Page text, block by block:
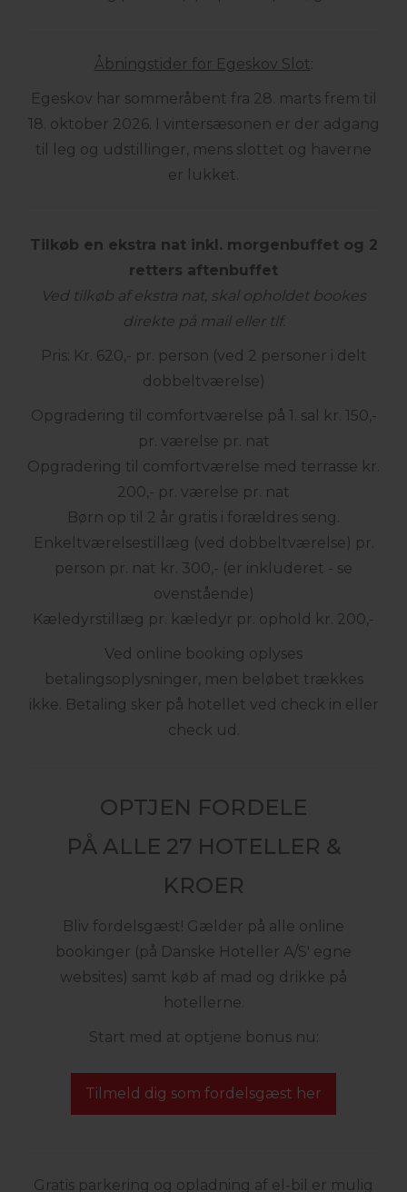
Åbningstider for Egeskov Slot:
Egeskov har sommeråbent fra 28. marts frem til
18. oktober 2026. I vintersæsonen er der adgang
til leg og udstillinger, mens slottet og haverne
er lukket.
Tilkøb en ekstra nat inkl. morgenbuffet og 2
retters aftenbuffet
Ved tilkøb af ekstra nat, skal opholdet bookes
direkte på mail eller tlf.
Pris: Kr. 620,- pr. person (ved 2 personer i delt
dobbeltværelse)
Opgradering til comfortværelse på 1. sal kr. 150,-
pr. værelse pr. nat
Opgradering til comfortværelse med terrasse kr.
200,- pr. værelse pr. nat
Børn op til 2 år gratis i forældres seng.
Enkeltværelsestillæg (ved dobbeltværelse) pr.
person pr. nat kr. 300,- (er inkluderet - se
ovenstående)
Kæledyrstillæg pr. kæledyr pr. ophold kr. 200,-
Ved online booking oplyses
betalingsoplysninger, men beløbet trækkes
ikke. Betaling sker på hotellet ved check in eller
check ud.
OPTJEN FORDELE
PÅ ALLE 27 HOTELLER &
KROER
Bliv fordelsgæst! Gælder på alle online
bookinger (på Danske Hoteller A/S' egne
websites) samt køb af mad og drikke på
hotellerne.
Start med at optjene bonus nu:
Tilmeld dig som fordelsgæst her
Gratis parkering og opladning af el-bil er mulig